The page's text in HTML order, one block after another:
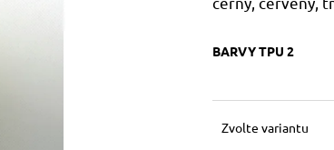
BARVY TPU 2
Zvolte variantu